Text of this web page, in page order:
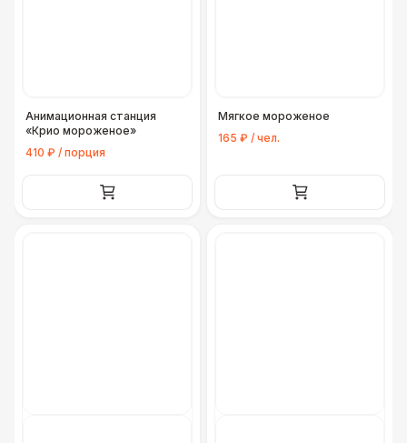
Анимационная станция
«Крио мороженое»
410 ₽ / порция
Мягкое мороженое
165 ₽ / чел.